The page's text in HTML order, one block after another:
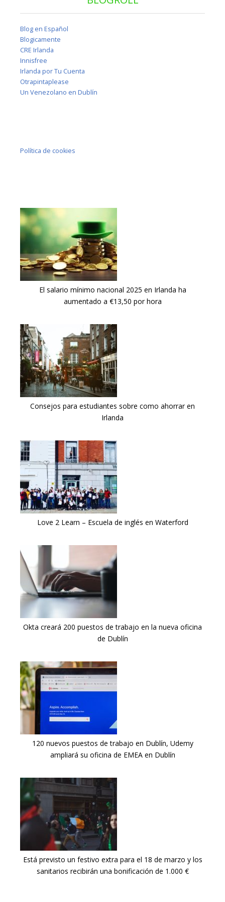
Blog en Español
Blogicamente
CRE Irlanda
Innisfree
Irlanda por Tu Cuenta
Otrapintaplease
Un Venezolano en Dublín
Política de cookies
El salario mínimo nacional 2025 en Irlanda ha
aumentado a €13,50 por hora
Consejos para estudiantes sobre como ahorrar en
Irlanda
Love 2 Learn – Escuela de inglés en Waterford
Okta creará 200 puestos de trabajo en la nueva oficina
de Dublín
120 nuevos puestos de trabajo en Dublín, Udemy
ampliará su oficina de EMEA en Dublín
Está previsto un festivo extra para el 18 de marzo y los
sanitarios recibirán una bonificación de 1.000 €